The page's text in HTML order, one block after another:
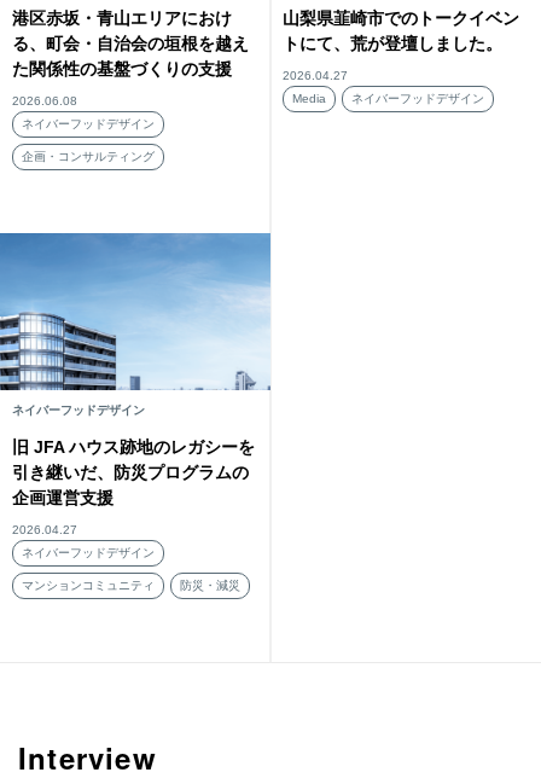
港区赤坂・青山エリアにおけ
る、町会・自治会の垣根を越え
た関係性の基盤づくりの支援
2026.06.08
ネイバーフッドデザイン
企画・コンサルティング
山梨県韮崎市でのトークイベン
トにて、荒が登壇しました。
2026.04.27
Media
ネイバーフッドデザイン
ネイバーフッドデザイン
旧 JFA ハウス跡地のレガシーを
引き継いだ、防災プログラムの
企画運営支援
2026.04.27
ネイバーフッドデザイン
マンションコミュニティ 防災・減災
Interview